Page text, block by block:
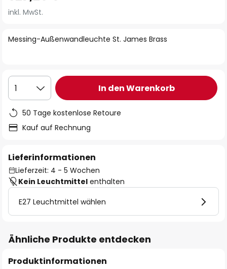
der
springen
Messing-Außenwandleuchte St. James Brass
inkl. MwSt.
1 In den Warenkorb
50 Tage kostenlose Retoure
Kauf auf Rechnung
Lieferinformationen
Lieferzeit: 4 - 5 Wochen
Kein Leuchtmittel enthalten
E27 Leuchtmittel wählen
Ähnliche Produkte entdecken
Produktinformationen